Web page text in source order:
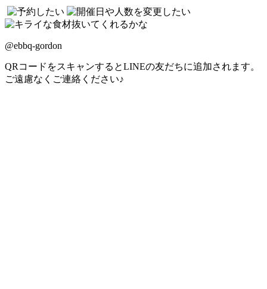
@ebbq-gordon
QRコードをスキャンするとLINEの友だちに追加されます。
ご遠慮なくご連絡ください♪